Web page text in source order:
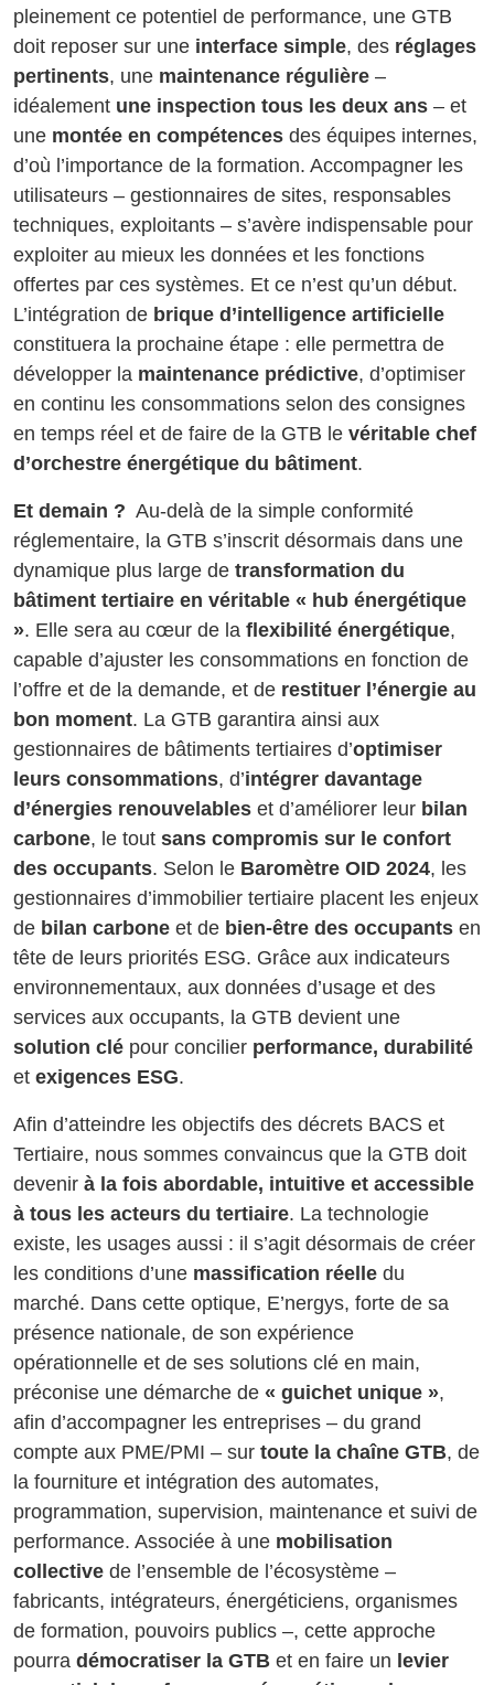
pleinement ce potentiel de performance, une GTB
doit reposer sur une interface simple, des réglages
pertinents, une maintenance régulière –
idéalement une inspection tous les deux ans – et
une montée en compétences des équipes internes,
d’où l’importance de la formation. Accompagner les
utilisateurs – gestionnaires de sites, responsables
techniques, exploitants – s’avère indispensable pour
exploiter au mieux les données et les fonctions
offertes par ces systèmes. Et ce n’est qu’un début.
L’intégration de brique d’intelligence artificielle
constituera la prochaine étape : elle permettra de
développer la maintenance prédictive, d’optimiser
en continu les consommations selon des consignes
en temps réel et de faire de la GTB le véritable chef
d’orchestre énergétique du bâtiment.
Et demain ? Au-delà de la simple conformité
réglementaire, la GTB s’inscrit désormais dans une
dynamique plus large de transformation du
bâtiment tertiaire en véritable « hub énergétique
». Elle sera au cœur de la flexibilité énergétique,
capable d’ajuster les consommations en fonction de
l’offre et de la demande, et de restituer l’énergie au
bon moment. La GTB garantira ainsi aux
gestionnaires de bâtiments tertiaires d’optimiser
leurs consommations, d’intégrer davantage
d’énergies renouvelables et d’améliorer leur bilan
carbone, le tout sans compromis sur le confort
des occupants. Selon le Baromètre OID 2024, les
gestionnaires d’immobilier tertiaire placent les enjeux
de bilan carbone et de bien-être des occupants en
tête de leurs priorités ESG. Grâce aux indicateurs
environnementaux, aux données d’usage et des
services aux occupants, la GTB devient une
solution clé pour concilier performance, durabilité
et exigences ESG.
Afin d’atteindre les objectifs des décrets BACS et
Tertiaire, nous sommes convaincus que la GTB doit
devenir à la fois abordable, intuitive et accessible
à tous les acteurs du tertiaire. La technologie
existe, les usages aussi : il s’agit désormais de créer
les conditions d’une massification réelle du
marché. Dans cette optique, E’nergys, forte de sa
présence nationale, de son expérience
opérationnelle et de ses solutions clé en main,
préconise une démarche de « guichet unique »,
afin d’accompagner les entreprises – du grand
compte aux PME/PMI – sur toute la chaîne GTB, de
la fourniture et intégration des automates,
programmation, supervision, maintenance et suivi de
performance. Associée à une mobilisation
collective de l’ensemble de l’écosystème –
fabricants, intégrateurs, énergéticiens, organismes
de formation, pouvoirs publics –, cette approche
pourra démocratiser la GTB et en faire un levier